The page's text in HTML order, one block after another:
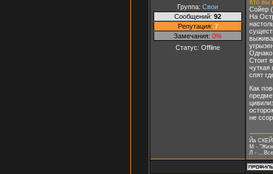
Группа: Свои
Сообщений: 92
Репутация: 7
Замечания: 0%
Статус: Offline
Кто вы
Сойер
На
Стоит
чуткая
спят
Как
не
Йа
М -
Л -